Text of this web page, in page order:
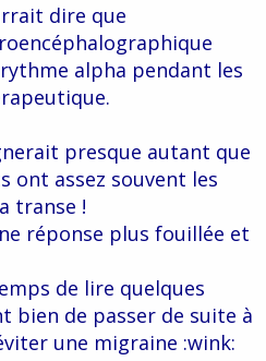
dire que
alpha pendant les
presque autant que
ont assez souvent les
transe !
réponse plus fouillée et
de lire quelques
bien de passer de suite à
une migraine :wink: